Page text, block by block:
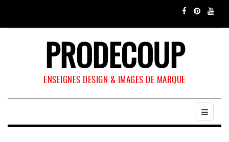
PRODECOUP
ENSEIGNES DESIGN & IMAGES DE MARQUE